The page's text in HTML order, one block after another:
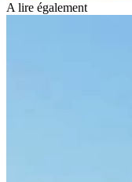
A lire également